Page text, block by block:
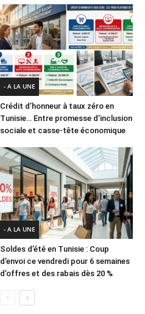
- A LA UNE
Crédit d’honneur à taux zéro en
Tunisie… Entre promesse d’inclusion
sociale et casse-tête économique
- A LA UNE
Soldes d’été en Tunisie : Coup
d’envoi ce vendredi pour 6 semaines
d’offres et des rabais dès 20 %